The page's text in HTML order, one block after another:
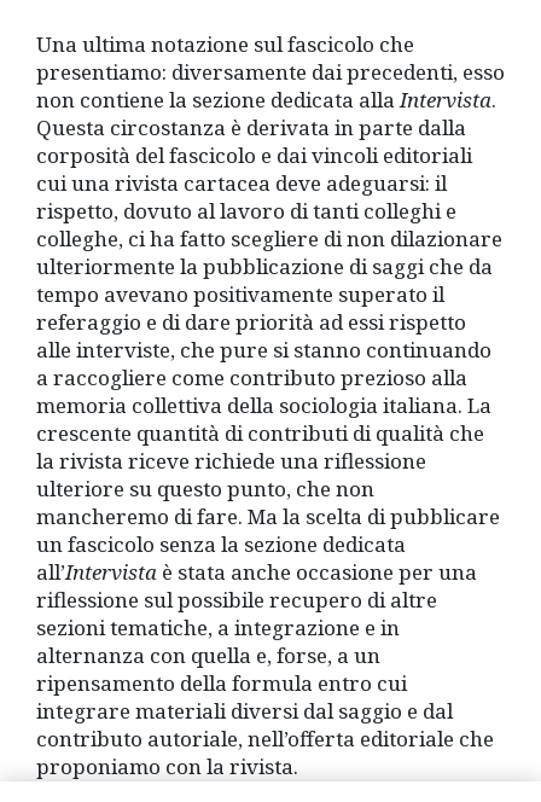
Una ultima notazione sul fascicolo che
presentiamo: diversamente dai precedenti, esso
non contiene la sezione dedicata allaIntervista.
Questa circostanza è derivata in parte dalla
corposità del fascicolo e dai vincoli editoriali
cui una rivista cartacea deve adeguarsi: il
rispetto, dovuto al lavoro di tanti colleghi e
colleghe, ci ha fatto scegliere di non dilazionare
ulteriormente la pubblicazione di saggi che da
tempo avevano positivamente superato il
referaggio e di dare priorità ad essi rispetto
alle interviste, che pure si stanno continuando
a raccogliere come contributo prezioso alla
memoria collettiva della sociologia italiana. La
crescente quantità di contributi di qualità che
la rivista riceve richiede una riflessione
ulteriore su questo punto, che non
mancheremo di fare. Ma la scelta di pubblicare
un fascicolo senza la sezione dedicata
all’Intervista è stata anche occasione per una
riflessione sul possibile recupero di altre
sezioni tematiche, a integrazione e in
alternanza con quella e, forse, a un
ripensamento della formula entro cui
integrare materiali diversi dal saggio e dal
contributo autoriale, nell’offerta editoriale che
proponiamo con la rivista.